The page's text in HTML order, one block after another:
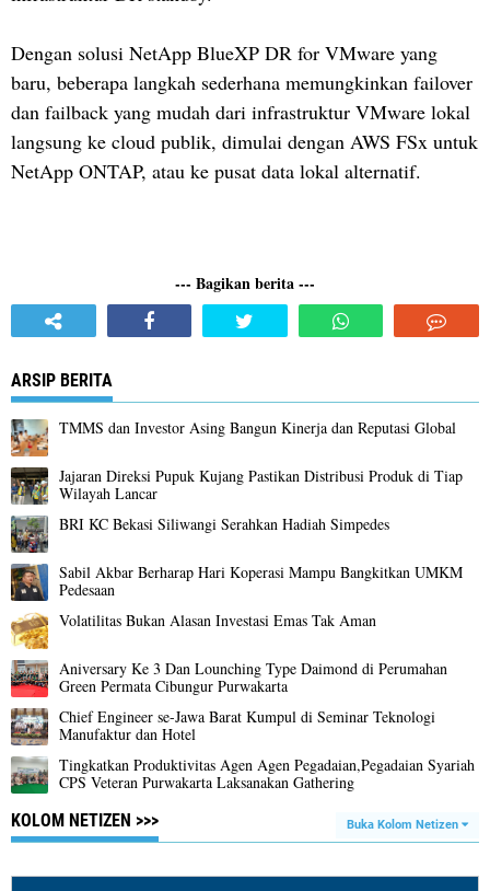
Dengan solusi NetApp BlueXP DR for VMware yang
baru, beberapa langkah sederhana memungkinkan failover
dan failback yang mudah dari infrastruktur VMware lokal
langsung ke cloud publik, dimulai dengan AWS FSx untuk
NetApp ONTAP, atau ke pusat data lokal alternatif.
--- Bagikan berita ---
ARSIP BERITA
TMMS dan Investor Asing Bangun Kinerja dan Reputasi Global
Jajaran Direksi Pupuk Kujang Pastikan Distribusi Produk di Tiap
Wilayah Lancar
BRI KC Bekasi Siliwangi Serahkan Hadiah Simpedes
Sabil Akbar Berharap Hari Koperasi Mampu Bangkitkan UMKM
Pedesaan
Volatilitas Bukan Alasan Investasi Emas Tak Aman
Aniversary Ke 3 Dan Lounching Type Daimond di Perumahan
Green Permata Cibungur Purwakarta
Chief Engineer se-Jawa Barat Kumpul di Seminar Teknologi
Manufaktur dan Hotel
Tingkatkan Produktivitas Agen Agen Pegadaian,Pegadaian Syariah
CPS Veteran Purwakarta Laksanakan Gathering
KOLOM NETIZEN >>>
Buka Kolom Netizen